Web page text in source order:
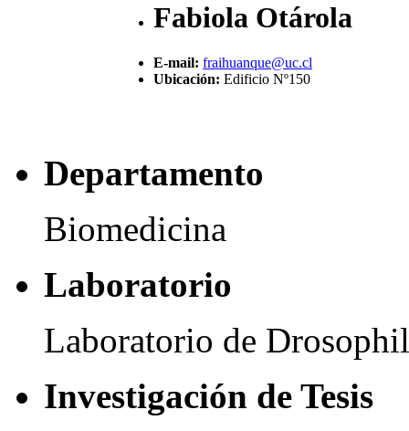
Fabiola Otárola
E-mail: fraihuanque@uc.cl
Ubicación: Edificio Nº150
Departamento
Biomedicina
Laboratorio
Laboratorio de
Investigación de Tesis